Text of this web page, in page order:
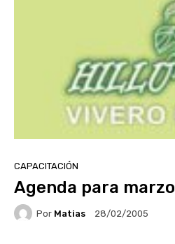
CAPACITACIÓN
Agenda para marzo
Por Matias 28/02/2005